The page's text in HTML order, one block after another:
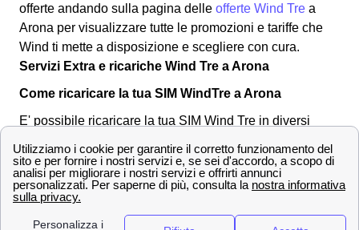
offerte andando sulla pagina delle offerte Wind Tre a
Arona per visualizzare tutte le promozioni e tariffe che
Wind ti mette a disposizione e scegliere con cura.
Servizi Extra e ricariche Wind Tre a Arona
Come ricaricare la tua SIM WindTre a Arona
E' possibile ricaricare la tua SIM Wind Tre in diversi
grattabile, o tramite la propria banca. Però Wind tre
mette a disposizione dei suoi clienti Carpoforo e Fedele
Martiri una modalità di ricarica attraverso il sito windtre.
Sarà possibile effettuare il pagamento tramite conto